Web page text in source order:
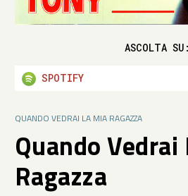
ASCOLTA SU:
SPOTIFY
QUANDO VEDRAI LA MIA RAGAZZA
Quando Vedrai
Ragazza